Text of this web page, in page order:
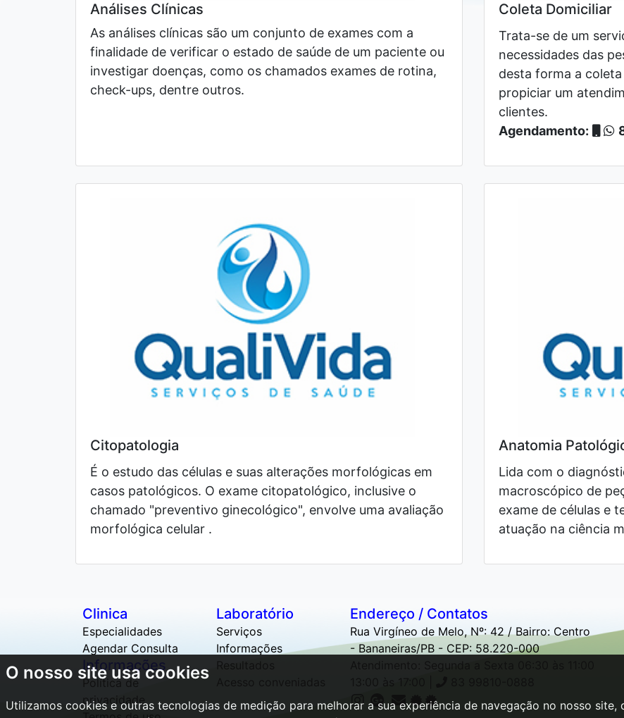
O nosso site usa cookies
Utilizamos cookies e outras tecnologias de medição para melhorar a sua experiência de navegação no nosso
Análises Clínicas
As análises clínicas são um conjunto de exames com a
finalidade de verificar o estado de saúde de um paciente ou
investigar doenças, como os chamados exames de rotina,
check-ups, dentre outros.
Coleta Domiciliar
Trata-se de um
necessidades das
desta forma a
propiciar um
clientes.
Agendamento:
Citopatologia
É o estudo das células e suas alterações morfológicas em
casos patológicos. O exame citopatológico, inclusive o
chamado "preventivo ginecológico", envolve uma avaliação
morfológica celular .
Anatomia
Lida com o
macroscópico de
exame de células e
atuação na ciência
Clinica
Especialidades
Agendar Consulta
Informações
Política de
privacidade
Laboratório
Serviços
Informações
Resultados
Endereço / Contatos
Rua Virgíneo de Melo, Nº: 42 / Bairro: Centro
- Bananeiras/PB - CEP: 58.220-000